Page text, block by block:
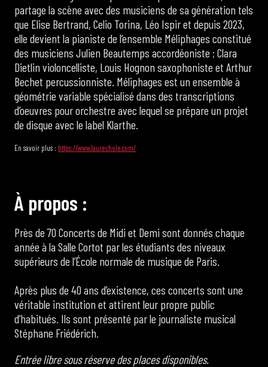
partage la scène avec des musiciens de sa génération tels
que Elise Bertrand, Celio Torina, Léo Ispir et depuis 2023,
elle devient la pianiste de l’ensemble Méliphages constitué
des musiciens Julien Beautemps accordéoniste ; Clara
Dietlin violoncelliste, Louis Hognon saxophoniste et Arthur
Bechet percussionniste. Méliphages est un ensemble à
géométrie variable spécialisé dans des transcriptions
d’oeuvres pour orchestre avec lequel se prépare un projet
de disque avec le label Klarthe.
En savoir plus : https://www.laurechole.com/
À propos :
Près de 70 Concerts de Midi et Demi sont donnés chaque
année à la Salle Cortot par les étudiants des niveaux
supérieurs de l’École normale de musique de Paris.
Après plus de 40 ans d’existence, ces concerts sont une
véritable institution et attirent leur propre public
d’habitués. Ils sont présenté par le journaliste musical
Stéphane Friédérich.
Entrée libre sous réserve des places disponibles.